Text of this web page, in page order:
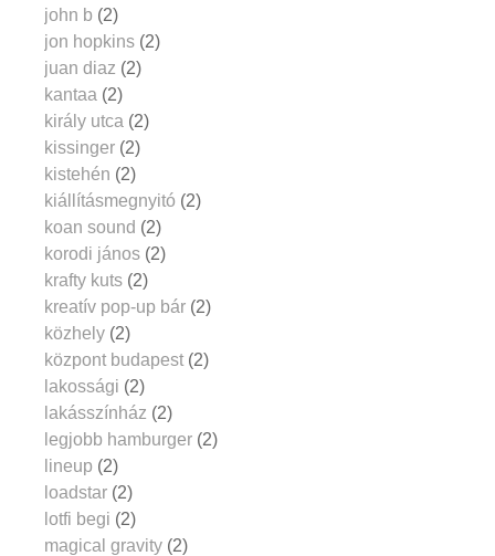
john b (2)
jon hopkins (2)
juan diaz (2)
kantaa (2)
király utca (2)
kissinger (2)
kistehén (2)
kiállításmegnyitó (2)
koan sound (2)
korodi jános (2)
krafty kuts (2)
kreatív pop-up bár (2)
közhely (2)
központ budapest (2)
lakossági (2)
lakásszínház (2)
legjobb hamburger (2)
lineup (2)
loadstar (2)
lotfi begi (2)
magical gravity (2)